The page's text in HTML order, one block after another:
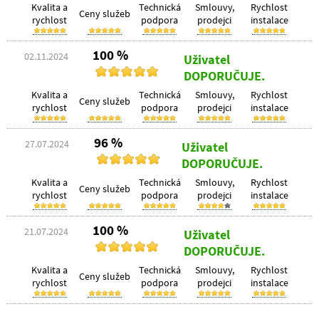
Kvalita a
rychlost
Ceny služeb
Technická
podpora
Smlouvy,
prodejci
Rychlost
instalace
02.11.2024 100 %
Uživatel
DOPORUČUJE.
Kvalita a
rychlost
Ceny služeb
Technická
podpora
Smlouvy,
prodejci
Rychlost
instalace
27.07.2024 96 %
Uživatel
DOPORUČUJE.
Kvalita a
rychlost
Ceny služeb
Technická
podpora
Smlouvy,
prodejci
Rychlost
instalace
21.07.2024 100 %
Uživatel
DOPORUČUJE.
Kvalita a
rychlost
Ceny služeb
Technická
podpora
Smlouvy,
prodejci
Rychlost
instalace